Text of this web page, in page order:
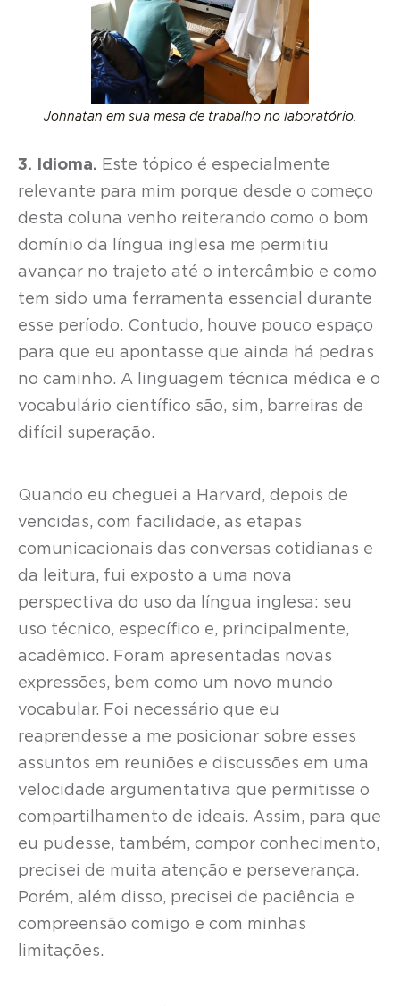
Johnatan em sua mesa de trabalho no laboratório.
3. Idioma. Este tópico é especialmente
relevante para mim porque desde o começo
desta coluna venho reiterando como o bom
domínio da língua inglesa me permitiu
avançar no trajeto até o intercâmbio e como
tem sido uma ferramenta essencial durante
esse período. Contudo, houve pouco espaço
para que eu apontasse que ainda há pedras
no caminho. A linguagem técnica médica e o
vocabulário científico são, sim, barreiras de
difícil superação.
Quando eu cheguei a Harvard, depois de
vencidas, com facilidade, as etapas
comunicacionais das conversas cotidianas e
da leitura, fui exposto a uma nova
perspectiva do uso da língua inglesa: seu
uso técnico, específico e, principalmente,
acadêmico. Foram apresentadas novas
expressões, bem como um novo mundo
vocabular. Foi necessário que eu
reaprendesse a me posicionar sobre esses
assuntos em reuniões e discussões em uma
velocidade argumentativa que permitisse o
compartilhamento de ideais. Assim, para que
eu pudesse, também, compor conhecimento,
precisei de muita atenção e perseverança.
Porém, além disso, precisei de paciência e
compreensão comigo e com minhas
limitações.